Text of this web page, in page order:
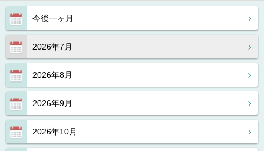
今後一ヶ月
2026年7月
2026年8月
2026年9月
2026年10月